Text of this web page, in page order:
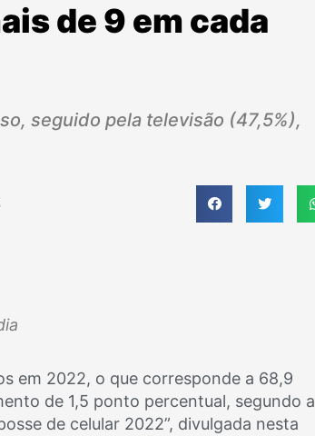
de 9 em cada
seguido pela televisão (47,5%),
em 2022, o que corresponde a 68,9
de 1,5 ponto percentual, segundo a
de celular 2022”, divulgada nesta